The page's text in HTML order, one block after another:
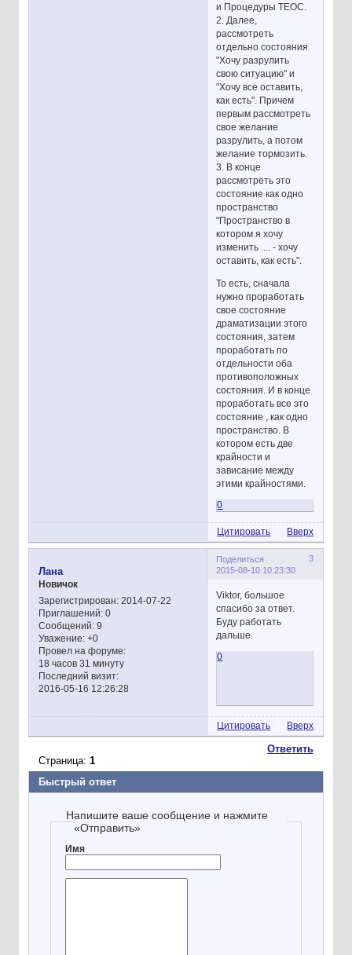
и Процедуры ТЕОС.
2. Далее,
рассмотреть
отдельно состояния
"Хочу разрулить
свою ситуацию" и
"Хочу все оставить,
как есть". Причем
первым рассмотреть
свое желание
разрулить, а потом
желание тормозить.
3. В конце
рассмотреть это
состояние как одно
пространство
"Пространство в
котором я хочу
изменить .... - хочу
оставить, как есть".
То есть, сначала
нужно проработать
свое состояние
драматизации этого
состояния, затем
проработать по
отдельности оба
противоположных
состояния. И в конце
проработать все это
состояние , как одно
пространство. В
котором есть две
крайности и
зависание между
этими крайностями.
0
Цитировать Вверх
Поделиться
3
2015-08-10 10:23:30
Лана
Новичок
Зарегистрирован: 2014-07-22
Приглашений:0
Сообщений:9
Уважение: +0
Провел на форуме:
18 часов 31 минуту
Последний визит:
2016-05-16 12:26:28
Viktor, большое
спасибо за ответ.
Буду работать
дальше.
0
Цитировать Вверх
Ответить
Страница: 1
Быстрый ответ
Напишите ваше сообщение и нажмите
«Отправить»
Имя